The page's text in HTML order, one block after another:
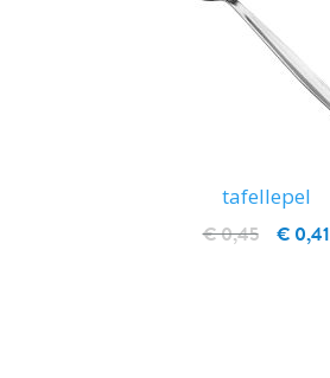
tafellepel
€ 0,41
€ 0,45